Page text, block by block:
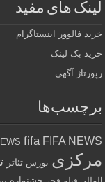
لینک های مفید
خرید فالوور اینستاگرام
خرید بک لینک
رپورتاژ آگهی
برچسب‌ها
fifa FIFA NEWS
مرکزی بورس تئاتر